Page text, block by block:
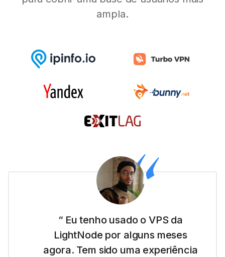
ampla.
“ Eu sou nova nesse negócio de
site e a LightNode facilitou para
eu começar com o VPS de Dubai.